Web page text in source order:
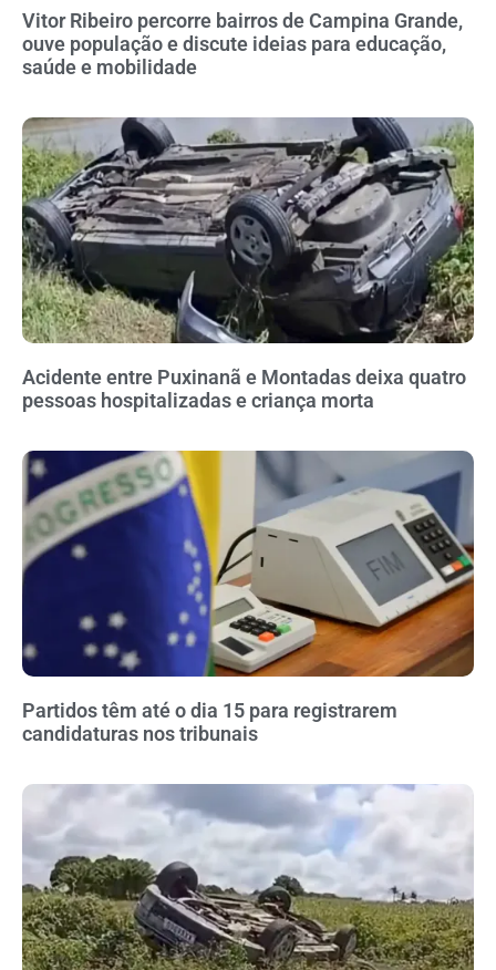
Vitor Ribeiro percorre bairros de Campina Grande,
ouve população e discute ideias para educação,
saúde e mobilidade
Acidente entre Puxinanã e Montadas deixa quatro
pessoas hospitalizadas e criança morta
Partidos têm até o dia 15 para registrarem
candidaturas nos tribunais